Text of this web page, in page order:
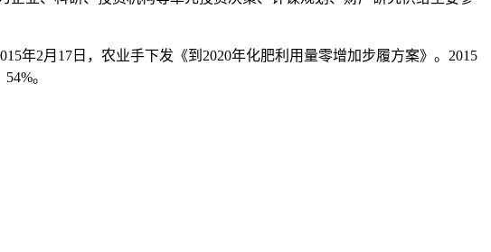
2月17日，农业手下发《到2020年化肥利用量零增加步履方案》。2015
。